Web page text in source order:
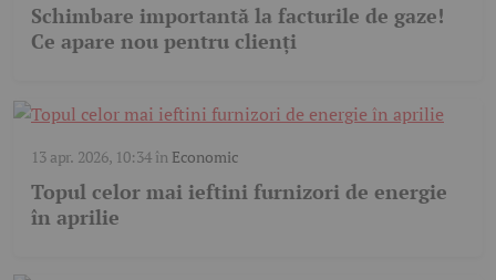
Schimbare importantă la facturile de gaze!
Ce apare nou pentru clienți
13 apr. 2026, 10:34în Economic
Topul celor mai ieftini furnizori de energie
în aprilie